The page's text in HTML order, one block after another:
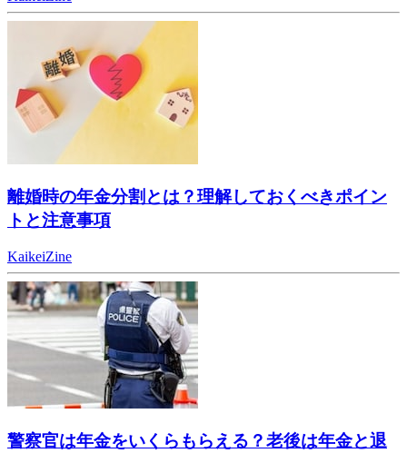
離婚時の年金分割とは？理解しておくべきポイン
トと注意事項
KaikeiZine
警察官は年金をいくらもらえる？老後は年金と退